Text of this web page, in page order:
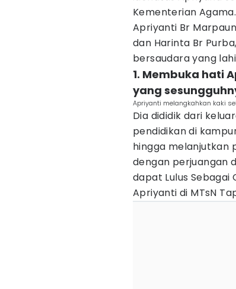
Kementerian Agama.
Apriyanti Br
dan Harinta Br
bersaudara yang
1. Membuka hati
yang
Apriyanti melangkahkan kaki
Dia dididik dari
pendidikan di
hingga melanjutkan
dengan perjuangan
dapat Lulus
Apriyanti di MTsN